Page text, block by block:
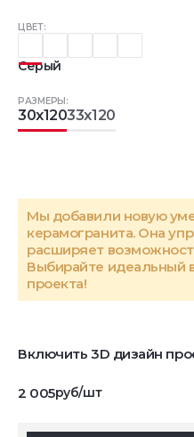
ЦВЕТ:
Серый
РАЗМЕРЫ:
30x12033x120
Мы добавили новую
керамогранита. Она
расширяет
Выбирайте идеальный
проекта!
Включить 3D дизайн
2 005руб/шт